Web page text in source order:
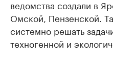
ведомства создали в
Омской, Пензенской.
системно решать
техногенной и